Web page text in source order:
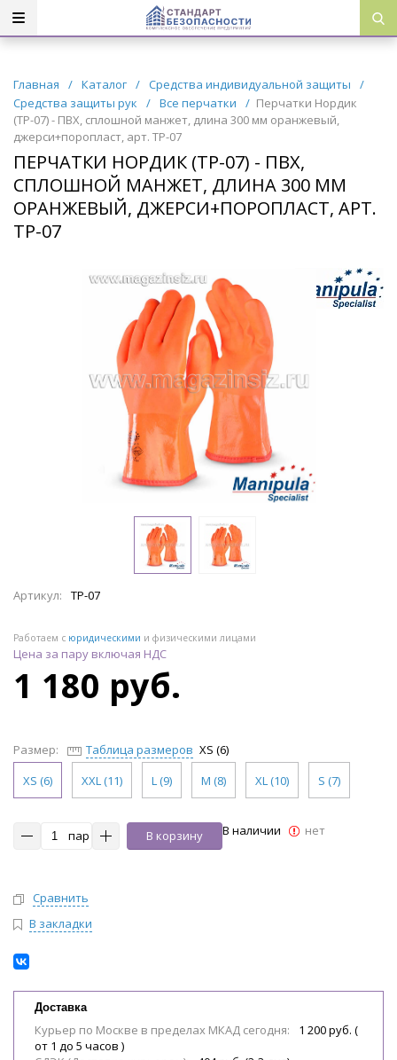
Главная / Каталог / Средства индивидуальной защиты
/
Средства защиты рук
/ Все перчатки / Перчатки Нордик
(ТР-07) - ПВХ, сплошной манжет, длина 300 мм оранжевый,
джерси+поропласт, арт. ТР-07
ПЕРЧАТКИ НОРДИК (ТР-07) - ПВХ,
СПЛОШНОЙ МАНЖЕТ, ДЛИНА 300 ММ
ОРАНЖЕВЫЙ, ДЖЕРСИ+ПОРОПЛАСТ, АРТ.
ТР-07
Артикул: ТР-07
Работаем с юридическими и физическими лицами
Цена за пару включая НДС
1 180 руб.
Размер: Таблица размеров XS (6)
XS (6)
XXL (11) L (9) M (8) XL (10) S (7)
пар В корзину В наличии нет
Сравнить
В закладки
Доставка
Курьер по Москве в пределах МКАД сегодня:
1 200 руб. (
от 1 до 5 часов )